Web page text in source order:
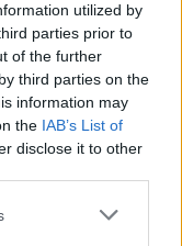
utilized by
parties prior to
of the further
third parties on the
information may
the IAB’s List of
disclose it to other
or more Google
στη
τα
του